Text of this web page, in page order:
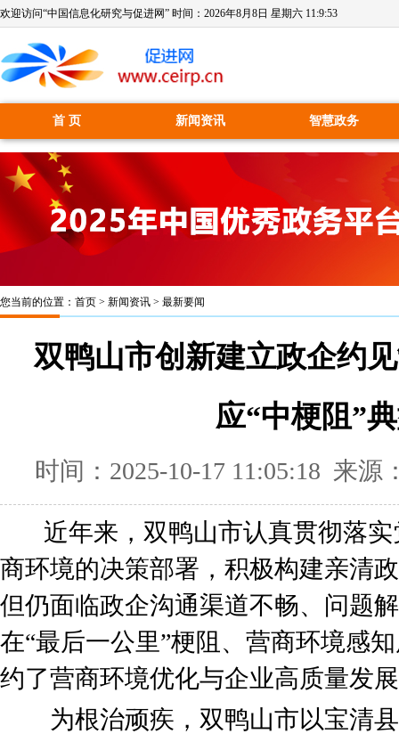
欢迎访问“中国信息化研究与促进网” 时间： 2026年8月8日 星期六 11:9:53
首 页 新闻资讯 智慧政务
您当前的位置： 首页 > 新闻资讯 > 最新要闻
双鸭山市创新建立政企约
应“中梗阻”
时间：2025-10-17 11:05:18 来
近年来，双鸭山市认真贯彻落实
商环境的决策部署，积极构建亲清
但仍面临政企沟通渠道不畅、问题
在“最后一公里”梗阻、营商环境感
约了营商环境优化与企业高质量发
为根治顽疾，双鸭山市以宝清县